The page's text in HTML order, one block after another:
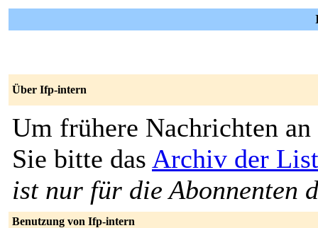
Über Ifp-intern
Um frühere Nachrichten an
Sie bitte das Archiv der
ist nur für die Abonnenten
Benutzung von Ifp-intern